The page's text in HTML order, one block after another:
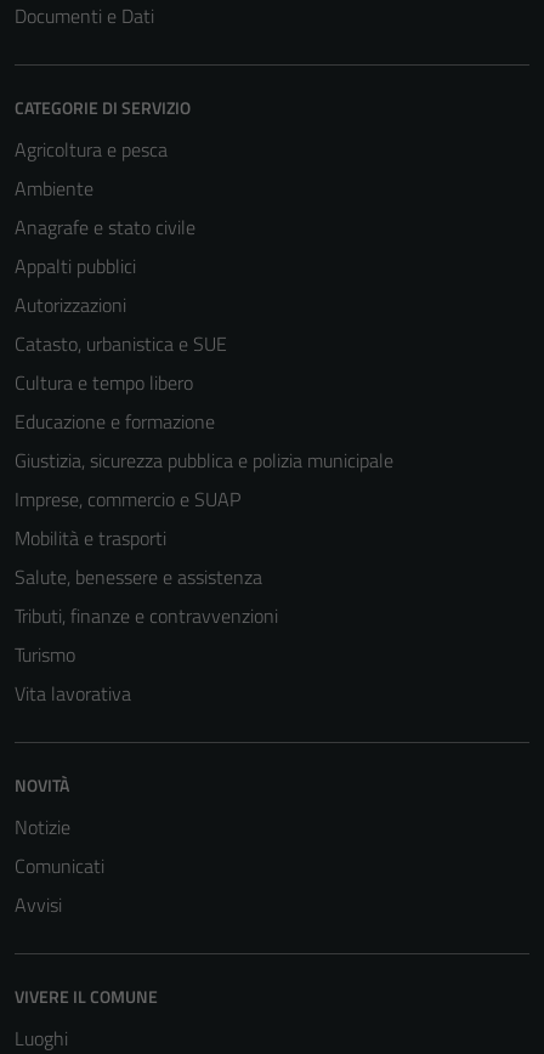
Documenti e Dati
CATEGORIE DI SERVIZIO
Agricoltura e pesca
Ambiente
Anagrafe e stato civile
Appalti pubblici
Autorizzazioni
Catasto, urbanistica e SUE
Cultura e tempo libero
Educazione e formazione
Giustizia, sicurezza pubblica e polizia municipale
Imprese, commercio e SUAP
Mobilità e trasporti
Salute, benessere e assistenza
Tributi, finanze e contravvenzioni
Turismo
Vita lavorativa
NOVITÀ
Notizie
Comunicati
Avvisi
VIVERE IL COMUNE
Luoghi